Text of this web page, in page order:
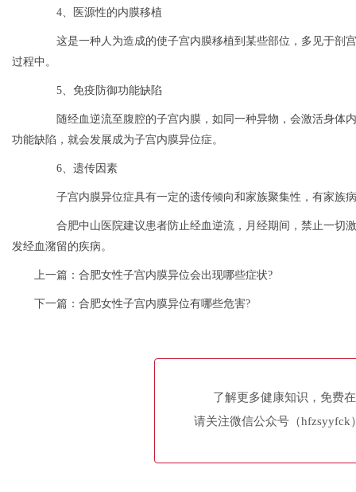
4、医源性的内膜移植
这是一种人为造成的使子宫内膜移植到某些部位，多见于剖
过程中。
5、免疫防御功能缺陷
随经血逆流至腹腔的子宫内膜，如同一种异物，会激活身体
功能缺陷，就会发展成为子宫内膜异位症。
6、遗传因素
子宫内膜异位症具有一定的遗传倾向和家族聚集性，有家族
合肥中山医院建议患者防止经血逆流，月经期间，禁止一切
发经血潴留的疾病。
上一篇： 合肥女性子宫内膜异位会出现哪些症状?
下一篇： 合肥女性子宫内膜异位有哪些危害?
了解更多健康知识，免费
请关注微信公众号（hfzsyyfck